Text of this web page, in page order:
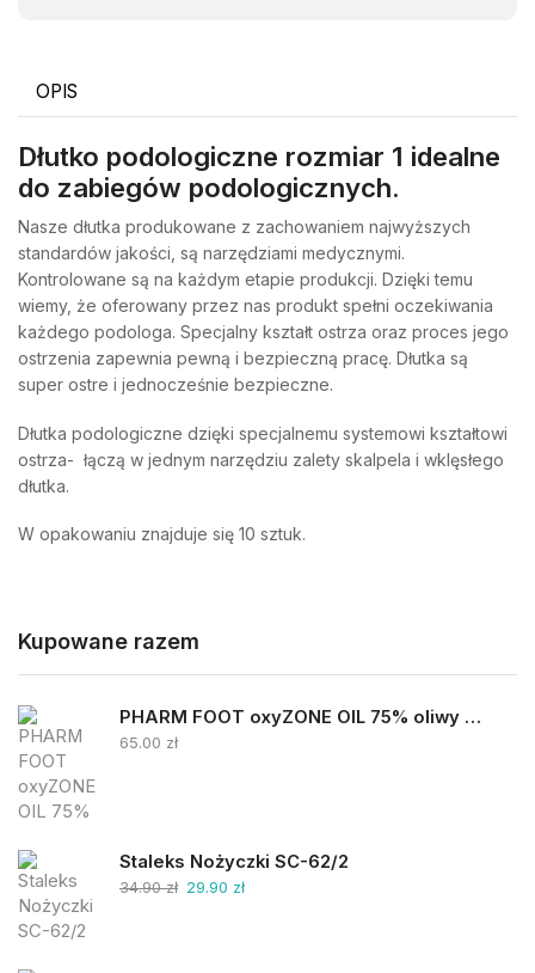
OPIS
Dłutko podologiczne rozmiar 1 idealne
do zabiegów podologicznych.
Nasze dłutka produkowane z zachowaniem najwyższych
standardów jakości, są narzędziami medycznymi.
Kontrolowane są na każdym etapie produkcji. Dzięki temu
wiemy, że oferowany przez nas produkt spełni oczekiwania
każdego podologa. Specjalny kształt ostrza oraz proces jego
ostrzenia zapewnia pewną i bezpieczną pracę. Dłutka są
super ostre i jednocześnie bezpieczne.
Dłutka podologiczne dzięki specjalnemu systemowi kształtowi
ostrza- łączą w jednym narzędziu zalety skalpela i wklęsłego
dłutka.
W opakowaniu znajduje się 10 sztuk.
Kupowane razem
PHARM FOOT oxyZONE OIL 75% oliwy ozonowanej i smocza krew 15ml
65.00 zł
Staleks Nożyczki SC-62/2
34.90zł 29.90 zł